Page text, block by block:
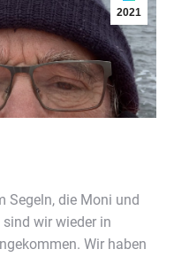
2021
Segeln, die Moni und
wir wieder in
Wir haben